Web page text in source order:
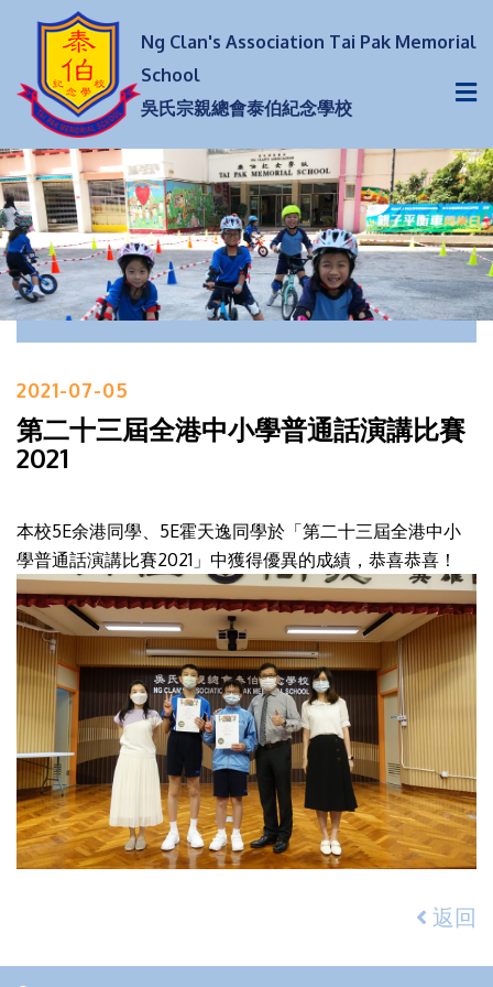
Ng Clan's Association Tai Pak Memorial
School
吳氏宗親總會泰伯紀念學校
2021-07-05
第二十三屆全港中小學普通話演講比賽
2021
本校5E余港同學、5E霍天逸同學於「第二十三屆全港中小
學普通話演講比賽2021」中獲得優異的成績，恭喜恭喜！
返回